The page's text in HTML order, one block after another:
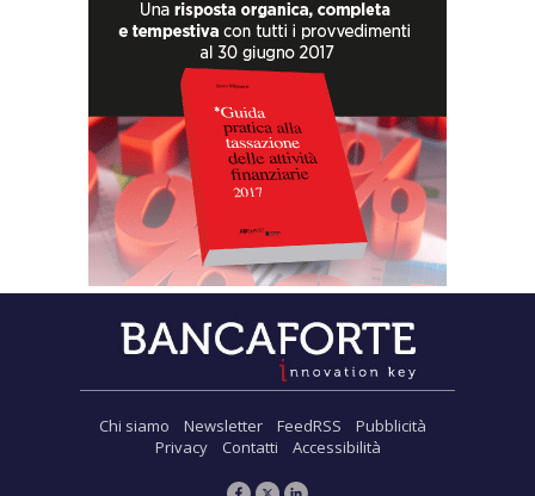
Chi siamo Newsletter FeedRSS
Pubblicità
Privacy
Contatti Accessibilità